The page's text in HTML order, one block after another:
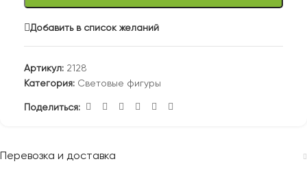
Добавить в список желаний
Артикул: 2128
Категория: Световые фигуры
Поделиться:
Перевозка и доставка